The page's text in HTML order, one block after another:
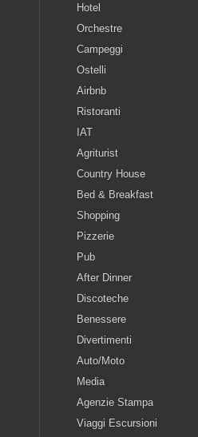
Hotel
Orchestre
Campeggi
Ostelli
Airbnb
Ristoranti
IAT
Agriturist
Country House
Bed & Breakfast
Shopping
Pizzerie
Pub
After Dinner
Discoteche
Benessere
Divertimenti
Auto/Moto
Media
Agenzie Stampa
Viaggi Escursioni